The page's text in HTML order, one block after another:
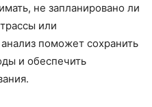
не запланировано ли
или
поможет сохранить
и обеспечить